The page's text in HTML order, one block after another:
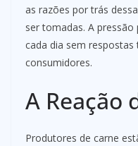
as razões por trás
ser tomadas. A
cada dia sem
consumidores.
A Reação
Produtores de carne